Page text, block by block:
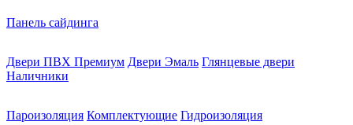
Панель сайдинга
Двери ПВХ Премиум Двери Эмаль Глянцевые двери
Наличники
Пароизоляция Комплектующие Гидроизоляция